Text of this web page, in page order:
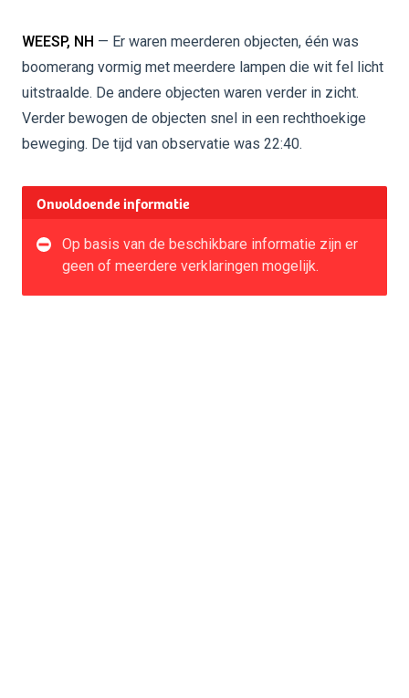
WEESP, NH — Er waren meerderen objecten, één was
boomerang vormig met meerdere lampen die wit fel licht
uitstraalde. De andere objecten waren verder in zicht.
Verder bewogen de objecten snel in een rechthoekige
beweging. De tijd van observatie was 22:40.
Onvoldoende informatie
Op basis van de beschikbare informatie zijn er
geen of meerdere verklaringen mogelijk.